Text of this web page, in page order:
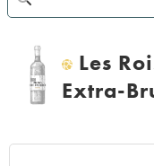
H
Les
Extra-